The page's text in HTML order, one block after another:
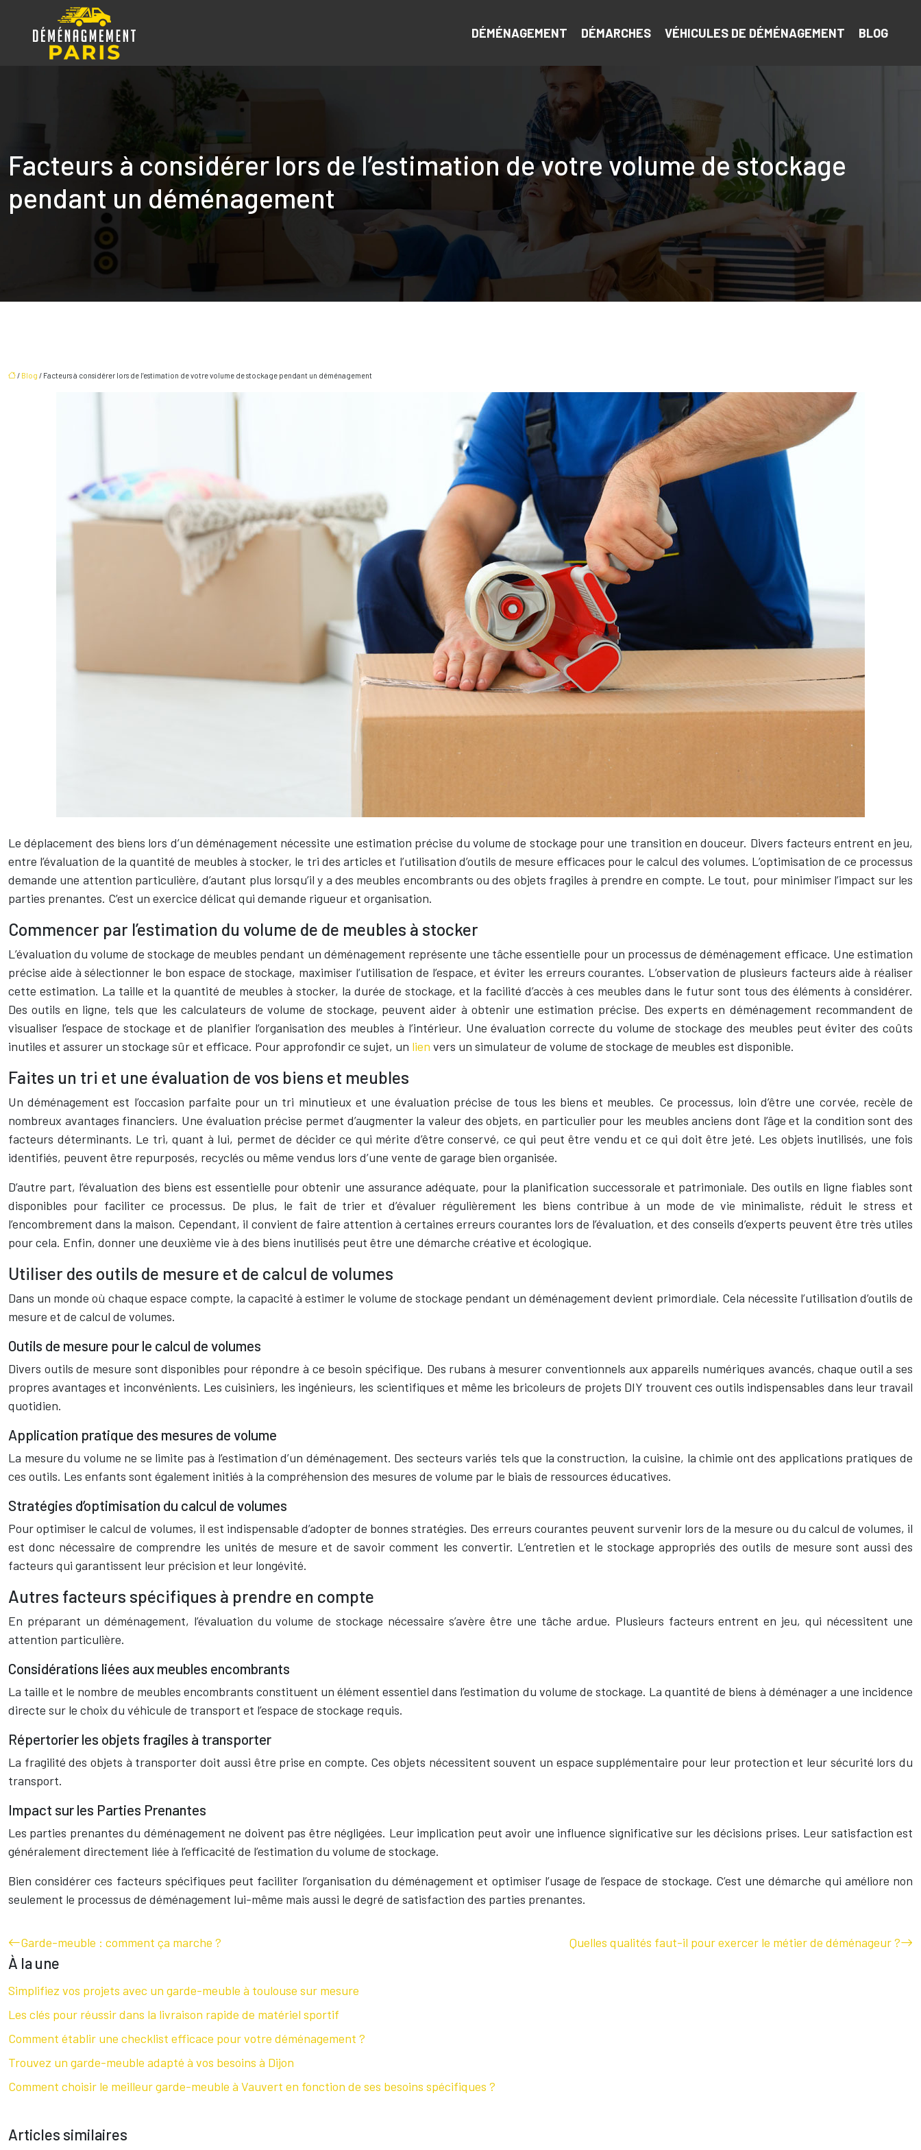
DÉMÉNAGEMENT DÉMARCHES VÉHICULES DE DÉMÉNAGEMENT BLOG
Facteurs à considérer lors de l’estimation de votre volume de stockage
pendant un déménagement
/ Blog / Facteurs à considérer lors de l’estimation de votre volume de stockage pendant un déménagement
Le déplacement des biens lors d’un déménagement nécessite une estimation précise du volume de stockage pour une transition en douceur. Divers facteurs entrent en jeu,
entre l’évaluation de la quantité de meubles à stocker, le tri des articles et l’utilisation d’outils de mesure efficaces pour le calcul des volumes. L’optimisation de ce processus
demande une attention particulière, d’autant plus lorsqu’il y a des meubles encombrants ou des objets fragiles à prendre en compte. Le tout, pour minimiser l’impact sur les
parties prenantes. C’est un exercice délicat qui demande rigueur et organisation.
Commencer par l’estimation du volume de de meubles à stocker
L’évaluation du volume de stockage de meubles pendant un déménagement représente une tâche essentielle pour un processus de déménagement efficace. Une estimation
précise aide à sélectionner le bon espace de stockage, maximiser l’utilisation de l’espace, et éviter les erreurs courantes. L’observation de plusieurs facteurs aide à réaliser
cette estimation. La taille et la quantité de meubles à stocker, la durée de stockage, et la facilité d’accès à ces meubles dans le futur sont tous des éléments à considérer.
Des outils en ligne, tels que les calculateurs de volume de stockage, peuvent aider à obtenir une estimation précise. Des experts en déménagement recommandent de
visualiser l’espace de stockage et de planifier l’organisation des meubles à l’intérieur. Une évaluation correcte du volume de stockage des meubles peut éviter des coûts
inutiles et assurer un stockage sûr et efficace. Pour approfondir ce sujet, un lien vers un simulateur de volume de stockage de meubles est disponible.
Faites un tri et une évaluation de vos biens et meubles
Un déménagement est l’occasion parfaite pour un tri minutieux et une évaluation précise de tous les biens et meubles. Ce processus, loin d’être une corvée, recèle de
nombreux avantages financiers. Une évaluation précise permet d’augmenter la valeur des objets, en particulier pour les meubles anciens dont l’âge et la condition sont des
facteurs déterminants. Le tri, quant à lui, permet de décider ce qui mérite d’être conservé, ce qui peut être vendu et ce qui doit être jeté. Les objets inutilisés, une fois
identifiés, peuvent être repurposés, recyclés ou même vendus lors d’une vente de garage bien organisée.
D’autre part, l’évaluation des biens est essentielle pour obtenir une assurance adéquate, pour la planification successorale et patrimoniale. Des outils en ligne fiables sont
disponibles pour faciliter ce processus. De plus, le fait de trier et d’évaluer régulièrement les biens contribue à un mode de vie minimaliste, réduit le stress et
l’encombrement dans la maison. Cependant, il convient de faire attention à certaines erreurs courantes lors de l’évaluation, et des conseils d’experts peuvent être très utiles
pour cela. Enfin, donner une deuxième vie à des biens inutilisés peut être une démarche créative et écologique.
Utiliser des outils de mesure et de calcul de volumes
Dans un monde où chaque espace compte, la capacité à estimer le volume de stockage pendant un déménagement devient primordiale. Cela nécessite l’utilisation d’outils de
mesure et de calcul de volumes.
Outils de mesure pour le calcul de volumes
Divers outils de mesure sont disponibles pour répondre à ce besoin spécifique. Des rubans à mesurer conventionnels aux appareils numériques avancés, chaque outil a ses
propres avantages et inconvénients. Les cuisiniers, les ingénieurs, les scientifiques et même les bricoleurs de projets DIY trouvent ces outils indispensables dans leur travail
quotidien.
Application pratique des mesures de volume
La mesure du volume ne se limite pas à l’estimation d’un déménagement. Des secteurs variés tels que la construction, la cuisine, la chimie ont des applications pratiques de
ces outils. Les enfants sont également initiés à la compréhension des mesures de volume par le biais de ressources éducatives.
Stratégies d’optimisation du calcul de volumes
Pour optimiser le calcul de volumes, il est indispensable d’adopter de bonnes stratégies. Des erreurs courantes peuvent survenir lors de la mesure ou du calcul de volumes, il
est donc nécessaire de comprendre les unités de mesure et de savoir comment les convertir. L’entretien et le stockage appropriés des outils de mesure sont aussi des
facteurs qui garantissent leur précision et leur longévité.
Autres facteurs spécifiques à prendre en compte
En préparant un déménagement, l’évaluation du volume de stockage nécessaire s’avère être une tâche ardue. Plusieurs facteurs entrent en jeu, qui nécessitent une
attention particulière.
Considérations liées aux meubles encombrants
La taille et le nombre de meubles encombrants constituent un élément essentiel dans l’estimation du volume de stockage. La quantité de biens à déménager a une incidence
directe sur le choix du véhicule de transport et l’espace de stockage requis.
Répertorier les objets fragiles à transporter
La fragilité des objets à transporter doit aussi être prise en compte. Ces objets nécessitent souvent un espace supplémentaire pour leur protection et leur sécurité lors du
transport.
Impact sur les Parties Prenantes
Les parties prenantes du déménagement ne doivent pas être négligées. Leur implication peut avoir une influence significative sur les décisions prises. Leur satisfaction est
généralement directement liée à l’efficacité de l’estimation du volume de stockage.
Bien considérer ces facteurs spécifiques peut faciliter l’organisation du déménagement et optimiser l’usage de l’espace de stockage. C’est une démarche qui améliore non
seulement le processus de déménagement lui-même mais aussi le degré de satisfaction des parties prenantes.
Garde-meuble : comment ça marche ? Quelles qualités faut-il pour exercer le métier de déménageur ?
À la une
Simplifiez vos projets avec un garde-meuble à toulouse sur mesure
Les clés pour réussir dans la livraison rapide de matériel sportif
Comment établir une checklist efficace pour votre déménagement ?
Trouvez un garde-meuble adapté à vos besoins à Dijon
Comment choisir le meilleur garde-meuble à Vauvert en fonction de ses besoins spécifiques ?
Articles similaires